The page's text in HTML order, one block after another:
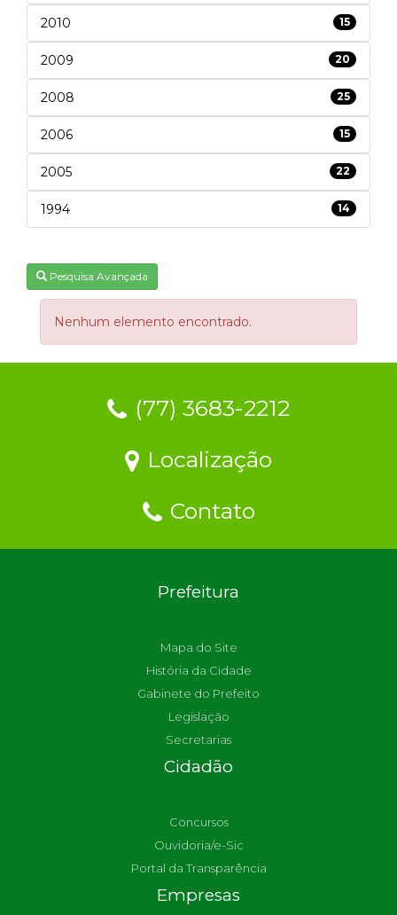
2010 15
2009 20
2008 25
2006 15
2005 22
1994 14
Pesquisa Avançada
Nenhum elemento encontrado.
(77) 3683-2212
Localização
Contato
Prefeitura
Mapa do Site
História da Cidade
Gabinete do Prefeito
Legislação
Secretarias
Cidadão
Concursos
Ouvidoria/e-Sic
Portal da Transparência
Empresas